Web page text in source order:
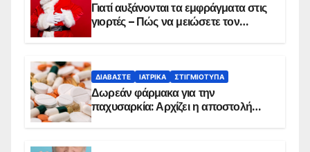
Γιατί αυξάνονται τα εμφράγματα στις
γιορτές – Πώς να μειώσετε τον
ΔΙΑΒΆΣΤΕ ΙΑΤΡΙΚΆ ΣΤΙΓΜΙΌΤΥΠΑ
Δωρεάν φάρμακα για την
παχυσαρκία: Αρχίζει η αποστολή